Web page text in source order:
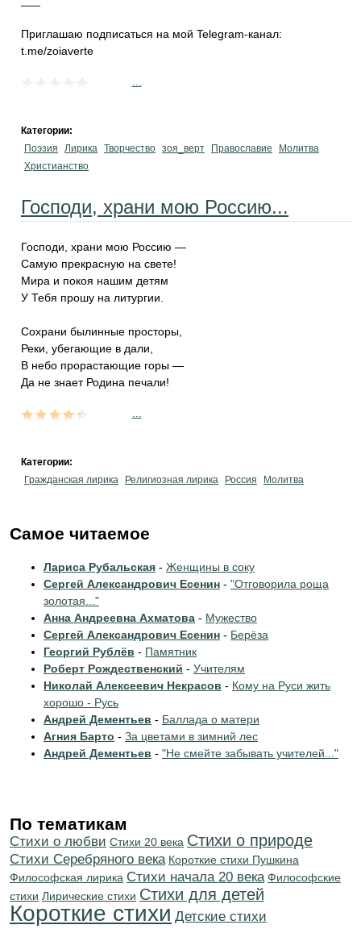
​Приглашаю подписаться на мой Telegram-канал:
t.me/zoiaverte
Категории:
Поэзия
Лирика Творчество зоя_верт Православие
Молитва
Христианство
Господи, храни мою Россию...
Господи, храни мою Россию —
Самую прекрасную на свете!
Мира и покоя нашим детям
У Тебя прошу на литургии.
Сохрани былинные просторы,
Реки, убегающие в дали,
В небо прорастающие горы —
Да не знает Родина печали!
Категории:
Гражданская лирика
Религиозная лирика Россия Молитва
Самое читаемое
Лариса Рубальская - Женщины в соку
Сергей Александрович Есенин - "Отговорила роща
золотая..."
Анна Андреевна Ахматова - Мужество
Сергей Александрович Есенин - Берёза
Георгий Рублёв - Памятник
Роберт Рождественский - Учителям
Николай Алексеевич Некрасов - Кому на Руси жить
хорошо - Русь
Андрей Дементьев - Баллада о матери
Агния Барто - За цветами в зимний лес
Андрей Дементьев - "Не смейте забывать учителей..."
По тематикам
Стихи о любви Стихи 20 века Стихи о природе
Cтихи Серебряного века Короткие стихи Пушкина
Философская лирика Cтихи начала 20 века Философские
стихи Лирические стихи Стихи для детей
Короткие стихи Детские стихи